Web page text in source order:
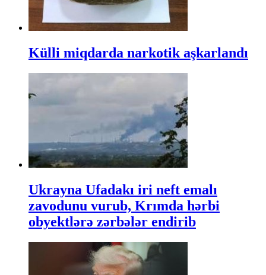
Külli miqdarda narkotik aşkarlandı
Ukrayna Ufadakı iri neft emalı
zavodunu vurub, Krımda hərbi
obyektlərə zərbələr endirib